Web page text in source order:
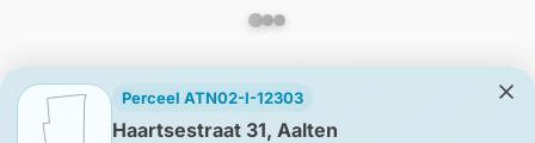
Perceel ATN02-I-12303
Haartsestraat 31, Aalten